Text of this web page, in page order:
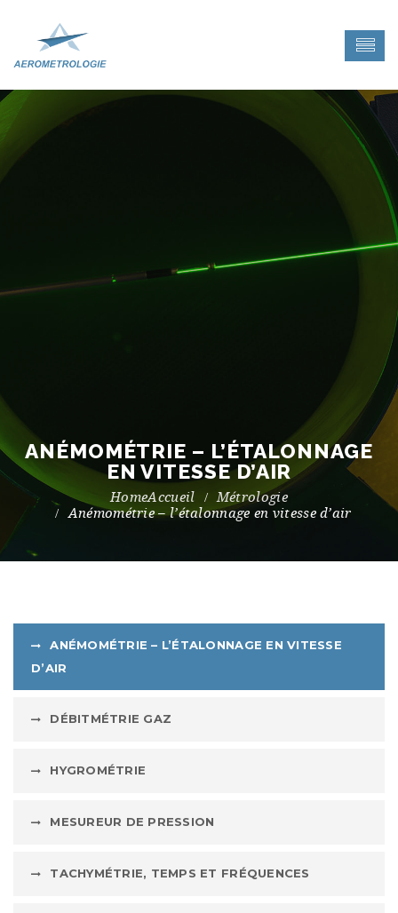
ANÉMOMÉTRIE – L’ÉTALONNAGE
EN VITESSE D’AIR
Accueil
Métrologie
Anémométrie – l’étalonnage en vitesse d’air
ANÉMOMÉTRIE – L’ÉTALONNAGE EN VITESSE
D’AIR
DÉBITMÉTRIE GAZ
HYGROMÉTRIE
MESUREUR DE PRESSION
TACHYMÉTRIE, TEMPS ET FRÉQUENCES